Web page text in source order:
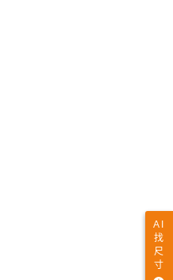
AI
找
尺
寸